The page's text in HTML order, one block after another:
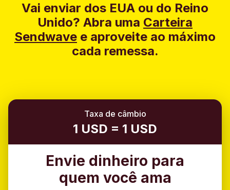
Vai enviar dos EUA ou do Reino
Unido? Abra uma Carteira
Sendwave e aproveite ao máximo
cada remessa.
Taxa de câmbio
1 USD = 1 USD
Envie dinheiro para
quem você ama